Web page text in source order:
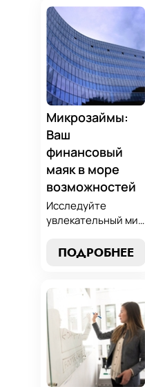
вариант,
разработать
стратегию
погашения и
обеспечить свою
финансовую
безопасность. Ваш
компас в мире
микрокредитов!
Микрозаймы:
Ваш
финансовый
маяк в море
возможностей
Исследуйте
увлекательный мир
узнайте, как
вариант для ваших
нужд. Откройте
экспертные
стратегии
погашения и
сделайте
осознанный выбор,
ПОДРОБНЕЕ